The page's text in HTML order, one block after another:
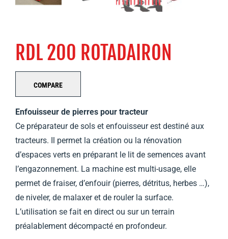
RDL 200 ROTADAIRON
COMPARE
Enfouisseur de pierres pour tracteur
Ce préparateur de sols et enfouisseur est destiné aux
tracteurs. Il permet la création ou la rénovation
d’espaces verts en préparant le lit de semences avant
l’engazonnement. La machine est multi-usage, elle
permet de fraiser, d’enfouir (pierres, détritus, herbes …),
de niveler, de malaxer et de rouler la surface.
L’utilisation se fait en direct ou sur un terrain
préalablement décompacté en profondeur.